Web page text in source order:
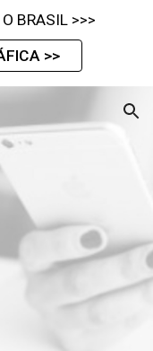
BRASIL >>>
>>